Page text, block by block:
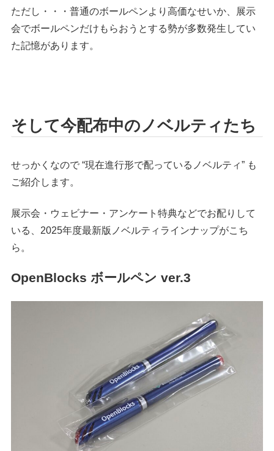
ただし・・・普通のボールペンより高価なせいか、展示
会でボールペンだけもらおうとする勢が多数発生してい
た記憶があります。
そして今配布中のノベルティたち
せっかくなので “現在進行形で配っているノベルティ” も
ご紹介します。
展示会・ウェビナー・アンケート特典などでお配りして
いる、2025年度最新版ノベルティラインナップがこち
ら。
OpenBlocks ボールペン ver.3